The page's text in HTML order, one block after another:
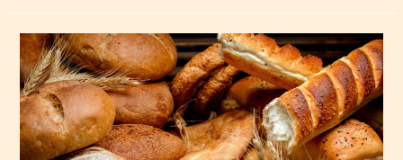
Mini-
przewodnik
po pieczywie
–
poznaj